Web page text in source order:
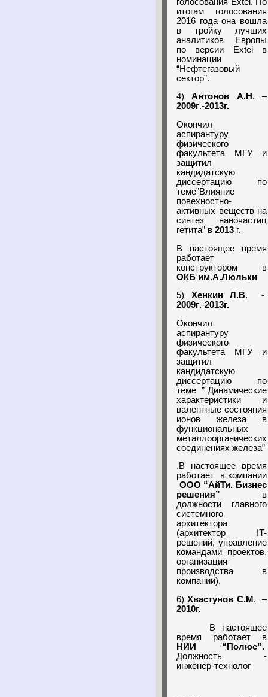
итогам голосования
2016 года она вошла
в тройку лучших
аналитиков Европы
по версии Extel в
номинации
“Нефтегазовый
сектор”.
4)Антонов А.Н . –
2009г.-2013г.
Окончил
аспирантуру
физического
факультета МГУ и
защитил
кандидатскую
диссертацию по
теме”Влияние
повехностно-
активных веществ на
синтез наночастиц
гетита” в 2013 г.
В настоящее время
работает
конструктором в
ОКБ им.А.Люльки
5) Хенкин Л.В. -
2009г.-2013г.
Окончил
аспирантуру
физического
факультета МГУ и
защитил
кандидатскую
диссертацию по
теме ” Динамические
характеристики и
валентные состояния
ионов железа в
функциональных
металлоорганических
соединениях железа”
.В настоящее время
работает в компании
ООО “АйТи. Бизнес
решения” в
должности главного
системного
архитектора
(архитектор IT-
решений, управление
командами проектов,
организация
производства в
компании).
6)Хвастунов С.М . –
2010г.
В настоящее
время работает в
НИИ “Полюс”.
Должность -
инженер-технолог